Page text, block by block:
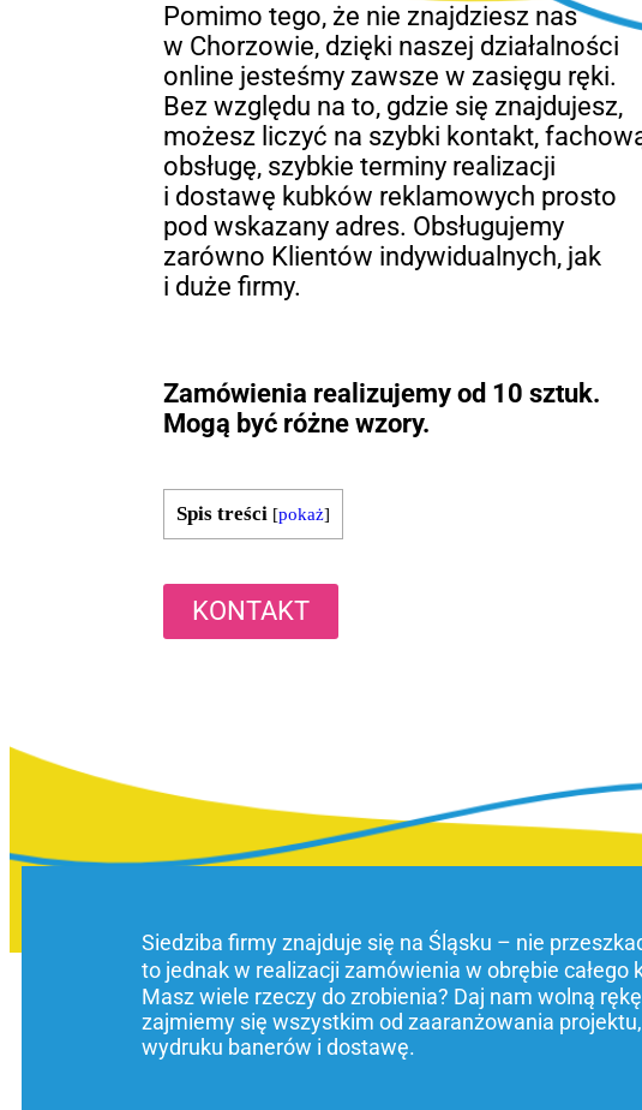
Pomimo tego, że nie znajdziesz nas
w Chorzowie, dzięki naszej działalności
online jesteśmy zawsze w zasięgu ręki.
Bez względu na to, gdzie się znajdujesz,
możesz liczyć na szybki kontakt,
obsługę, szybkie terminy realizacji
i dostawę kubków reklamowych prosto
pod wskazany adres. Obsługujemy
zarówno Klientów indywidualnych, jak
i duże firmy.
Zamówienia realizujemy od 10 sztuk.
Mogą być różne wzory.
Spis treści [pokaż]
KONTAKT
Siedziba firmy znajduje się na Śląsku – nie
to jednak w realizacji zamówienia w obrębie całego
Masz wiele rzeczy do zrobienia? Daj nam wolną
zajmiemy się wszystkim od zaaranżowania projektu,
wydruku banerów i dostawę.